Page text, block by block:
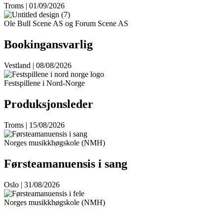
Troms | 01/09/2026
Ole Bull Scene AS og Forum Scene AS
Bookingansvarlig
Vestland | 08/08/2026
Festspillene i Nord-Norge
Produksjonsleder
Troms | 15/08/2026
Norges musikkhøgskole (NMH)
Førsteamanuensis i sang
Oslo | 31/08/2026
Norges musikkhøgskole (NMH)